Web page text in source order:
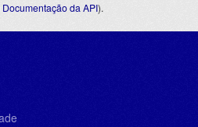
Documentação da API).